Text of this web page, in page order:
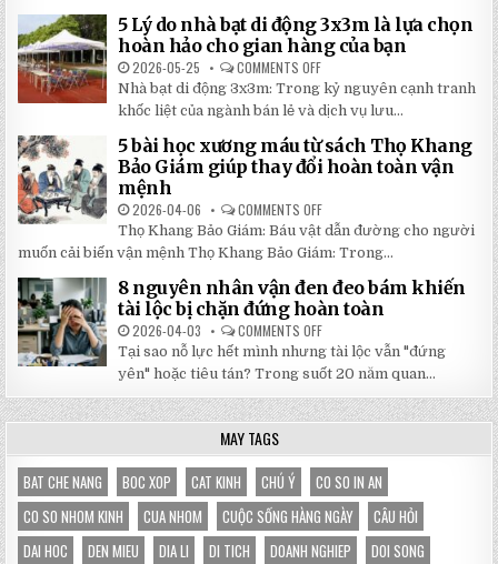
RẺ
TẠI
NHẬT
ĐÔNG
SINH
100
TRANG
MỚI
2026:
GIẢM
GIÁ
SỐ
TẬN
GỐC
TẠI
NHẬT
5 Lý do nhà bạt di động 3x3m là lựa chọn
hoàn hảo cho gian hàng của bạn
2026-05-25 COMMENTS OFF
5
LÝ
DO
NHÀ
BẠT
DI
ĐỘNG
3X3M
LỰA
HOÀN
HẢO
CHO
HÀNG
CỦA
BẠN
Nhà bạt di động 3x3m: Trong kỷ nguyên cạnh tranh
khốc liệt của ngành bán lẻ và dịch vụ lưu...
5 bài học xương máu từ sách Thọ Khang
Bảo Giám giúp thay đổi hoàn toàn vận
mệnh
2026-04-06 COMMENTS OFF
5
BÀI
HỌC
XƯƠNG
MÁU
TỪ
SÁCH
THỌ
BẢO
GIÁM
GIÚP
THAY
ĐỔI
HOÀN
TOÀN
Thọ Khang Bảo Giám: Báu vật dẫn đường cho người
muốn cải biến vận mệnh Thọ Khang Bảo Giám: Trong...
8 nguyên nhân vận đen đeo bám khiến
tài lộc bị chặn đứng hoàn toàn
2026-04-03 COMMENTS OFF
8
NGUYÊN
NHÂN
VẬN
ĐEN
ĐEO
BÁM
TÀI
LỘC
BỊ
CHẶN
ĐỨNG
HOÀN
TOÀN
Tại sao nỗ lực hết mình nhưng tài lộc vẫn "đứng
yên" hoặc tiêu tán? Trong suốt 20 năm quan...
MAY TAGS
BAT CHE NANG BOC XOP CAT KINH CHÚ Ý
CO SO IN AN
CO SO NHOM KINH
CUA NHOM CUỘC SỐNG HÀNG NGÀY
CÂU HỎI
DAI HOC
DEN MIEU DIA LI DI TICH DOANH NGHIEP
DOI SONG